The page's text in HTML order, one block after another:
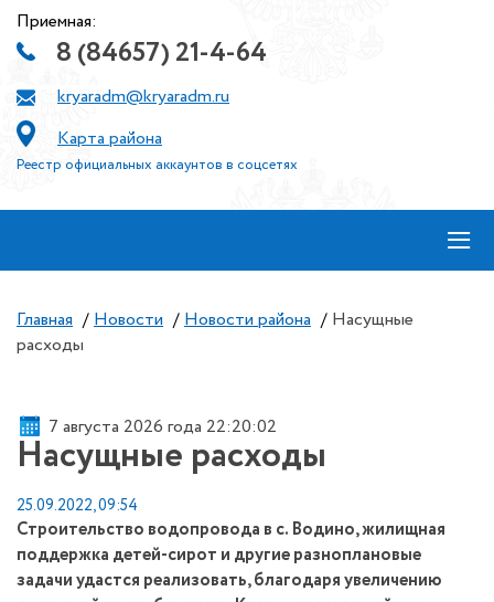
Приемная:
8 (84657) 21-4-64
kryaradm@kryaradm.ru
Карта района
Реестр официальных аккаунтов в соцсетях
≡
Главная / Новости / Новости района / Насущные
расходы
7 августа 2026 года 22:20:03
Насущные расходы
25.09.2022, 09:54
Строительство водопровода в с. Водино, жилищная
поддержка детей-сирот и другие разноплановые
задачи удастся реализовать, благодаря увеличению